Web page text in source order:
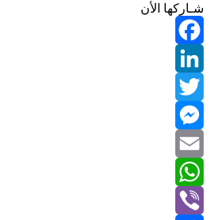
شـاركها الأن
Facebook
LinkedIn
Twitter
Messenger
Email
WhatsApp